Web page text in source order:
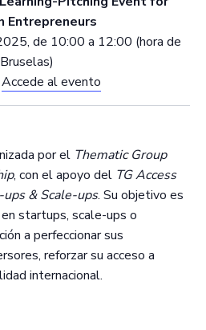
Entrepreneurs
de 10:00 a 12:00 (hora de
Bruselas)
Accede al evento
por el Thematic Group
, con el apoyo del TG Access
& Scale-ups. Su objetivo es
startups, scale-ups o
a perfeccionar sus
reforzar su acceso a
internacional.